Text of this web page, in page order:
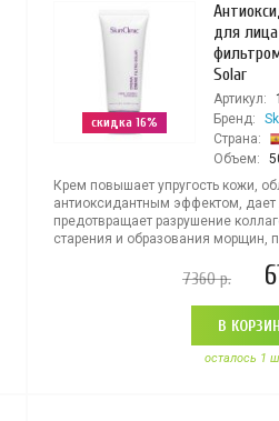
скидка 16%
для
Solar
Артикул:
Бренд:
Страна:
Объем:
Крем повышает упругость кожи,
антиоксидантным эффектом, дает
предотвращает разрушение
старения и образования морщин,
7360р.
В
осталось 1